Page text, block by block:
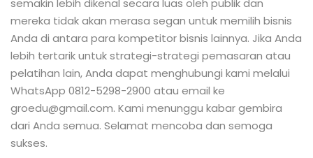
semakin lebih dikenal secara luas oleh publik dan
mereka tidak akan merasa segan untuk memilih bisnis
Anda di antara para kompetitor bisnis lainnya. Jika Anda
lebih tertarik untuk strategi-strategi pemasaran atau
pelatihan lain, Anda dapat menghubungi kami melalui
WhatsApp 0812-5298-2900 atau email ke
groedu@gmail.com. Kami menunggu kabar gembira
dari Anda semua. Selamat mencoba dan semoga
sukses.